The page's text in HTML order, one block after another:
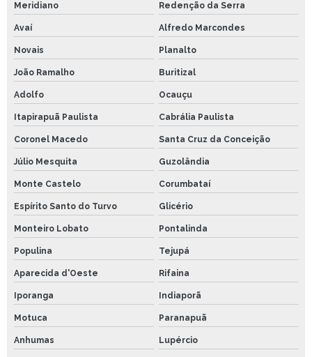
Meridiano Redenção da Serra
Avaí Alfredo Marcondes
Novais Planalto
João Ramalho Buritizal
Adolfo Ocauçu
Itapirapuã Paulista Cabrália Paulista
Coronel Macedo Santa Cruz da Conceição
Júlio Mesquita Guzolândia
Monte Castelo Corumbataí
Espírito Santo do Turvo Glicério
Monteiro Lobato Pontalinda
Populina Tejupá
Aparecida d'Oeste Rifaina
Iporanga Indiaporã
Motuca Paranapuã
Anhumas Lupércio